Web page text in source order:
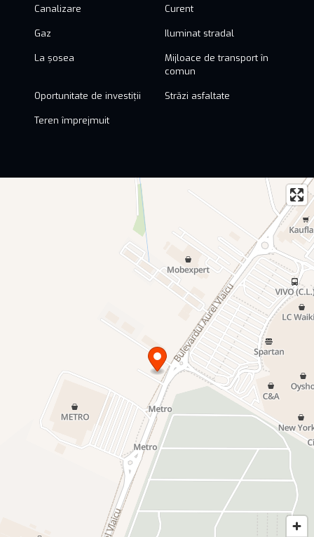
Canalizare Curent
Gaz Iluminat stradal
La șosea
Mijloace de transport în
comun
Oportunitate de investiții Străzi asfaltate
Teren împrejmuit